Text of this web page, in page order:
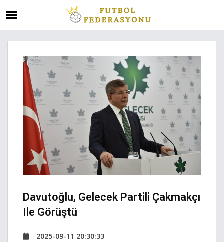
Davutoğlu, Gelecek Partili Çakmakçı
Ile Görüştü
2025-09-11 20:30:33